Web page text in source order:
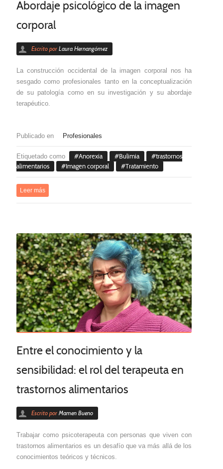
Abordaje psicológico de la imagen
corporal
Escrito por Laura Hernangómez
La construcción occidental de la imagen corporal nos ha
sesgado como profesionales tanto en la conceptualización
de su patología como en su investigación y su abordaje
terapéutico.
Publicado en Profesionales
Etiquetado como Anorexia Bulimia
trastornos
alimentarios
Imagen corporal Tratamiento
Leer más
Entre el conocimiento y la
sensibilidad: el rol del terapeuta en
trastornos alimentarios
Escrito por Mamen Bueno
Trabajar como psicoterapeuta con personas que viven con
trastornos alimentarios es un desafío que va más allá de los
conocimientos teóricos y técnicos.